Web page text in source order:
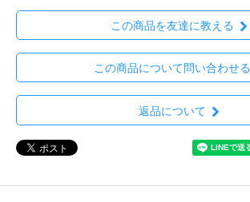
この商品を友達に教える
この商品について問い合わせる
返品について